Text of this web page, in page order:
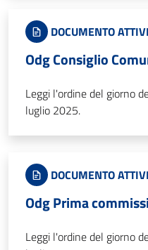
DOCUMENTO
Odg Consiglio
Leggi l'ordine del giorno
luglio 2025.
DOCUMENTO
Odg Prima
Leggi l'ordine del giorno